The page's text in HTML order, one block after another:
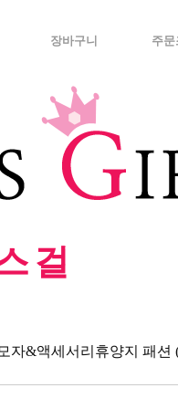
장바구니 주문
걸
자&액세서리 휴양지 패션